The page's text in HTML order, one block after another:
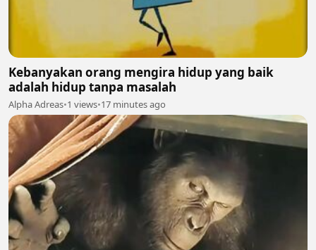
Kebanyakan orang mengira hidup yang baik
adalah hidup tanpa masalah
Alpha Adreas•1 views•17 minutes ago